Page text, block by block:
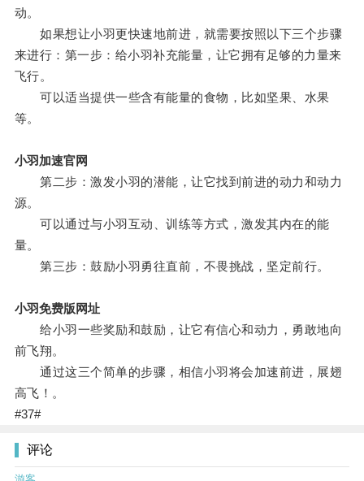
动。
如果想让小羽更快速地前进，就需要按照以下三个步骤
来进行：第一步：给小羽补充能量，让它拥有足够的力量来
飞行。
可以适当提供一些含有能量的食物，比如坚果、水果
等。
小羽加速官网
第二步：激发小羽的潜能，让它找到前进的动力和动力
源。
可以通过与小羽互动、训练等方式，激发其内在的能
量。
第三步：鼓励小羽勇往直前，不畏挑战，坚定前行。
小羽免费版网址
给小羽一些奖励和鼓励，让它有信心和动力，勇敢地向
前飞翔。
通过这三个简单的步骤，相信小羽将会加速前进，展翅
高飞！。
#37#
评论